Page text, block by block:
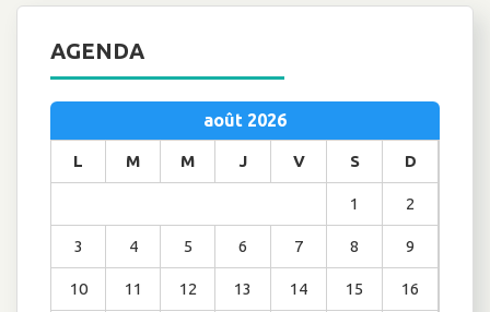
AGENDA
août 2026
L M M J V S D
1 2
3 4 5 6 7 8 9
10 11 12 13 14 15 16